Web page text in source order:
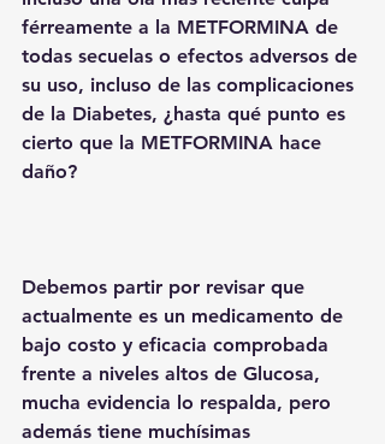
férreamente a la METFORMINA de
todas secuelas o efectos adversos de
su uso, incluso de las complicaciones
de la Diabetes, ¿hasta qué punto es
cierto que la METFORMINA hace
daño?
Debemos partir por revisar que
actualmente es un medicamento de
bajo costo y eficacia comprobada
frente a niveles altos de Glucosa,
mucha evidencia lo respalda, pero
además tiene muchísimas